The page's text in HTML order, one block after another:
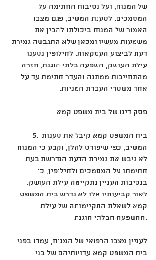
של המנוח, ועל נסיבות החתימה על
המסמכים. לטענת המשיב, פגם מצבו
האמור של המנוח ביכולתו להבין את
משמעות מעשיו ומכאן שלא התגבשה גמירת
דעת לביצוע העסקאות. לחילופין נטענו
עילת העושק, השפעה בלתי הוגנת, חזרה
מהתחייבות ממתנה והעדר חתימת עד על
אחד משטרי העברת המניות.
פסק דינו של בית משפט קמא
‎5. בית המשפט קמא קיבל את טענות
המשיב, כפי שיפורט להלן, וקבע כי המנוח
לא גיבש את גמירת הדעת הנדרשת בעת
חתימתו על המסמכים ולחילופין, כי
בנסיבות העניין נתקיימה עילת העושק.
לאור קביעותיו אלו לא נדרש בית המשפט
קמא לשאלת התקיימותה של עילת
ההשפעה הבלתי הוגנת.
לעניין מצבו הרפואי של המנוח, עמדו בפני
בית המשפט קמא עדויותיהם של בני